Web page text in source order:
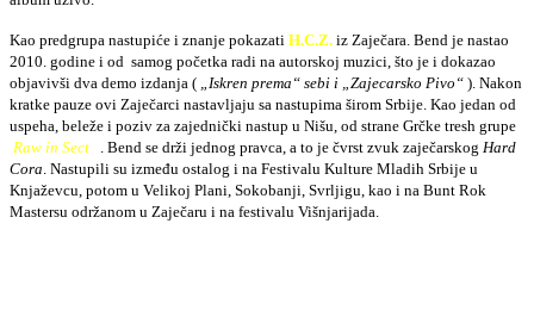
Kao predgrupa nastupiće i znanje pokazati H.C.Z. iz Zaječara. Bend je nastao
2010. godine i od samog početka radi na autorskoj muzici, što je i dokazao
objavivši dva demo izdanja (
„Iskren prema“ sebi i „Zajecarsko Pivo“ ). Nakon
kratke pauze ovi Zaječarci nastavljaju sa nastupima širom Srbije. Kao jedan od
uspeha, beleže i poziv za zajednički nastup u Nišu, od strane Grčke tresh grupe
Raw in Sect . Bend se drži jednog pravca, a to je čvrst zvuk zaječarskog Hard
Cora . Nastupili su između ostalog i na Festivalu Kulture Mladih Srbije u
Knjaževcu, potom u Velikoj Plani, Sokobanji, Svrljigu, kao i na Bunt Rok
Mastersu održanom u Zaječaru i na festivalu Višnjarijada.